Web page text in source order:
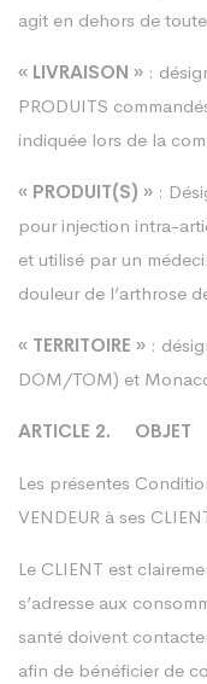
agit en dehors de
« LIVRAISON » :
PRODUITS
indiquée lors de la
« PRODUIT(S) » :
pour injection intra-
et utilisé par un
douleur de l’arthrose
« TERRITOIRE » :
DOM/TOM) et
ARTICLE 2. OBJET
Les présentes
VENDEUR à ses
Le CLIENT est
s’adresse aux
santé doivent
afin de bénéficier de